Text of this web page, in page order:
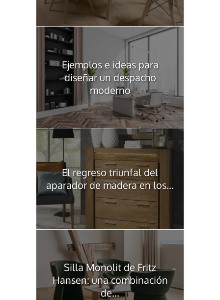
Ejemplos e ideas para
diseñar un despacho
moderno
El regreso triunfal del
aparador de madera en los...
Silla Monolit de Fritz
Hansen: una combinación
de...